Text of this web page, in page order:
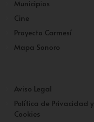
Municipios
Cine
Proyecto Carmesí
Mapa Sonoro
Aviso Legal
Política de Privacidad y
Cookies